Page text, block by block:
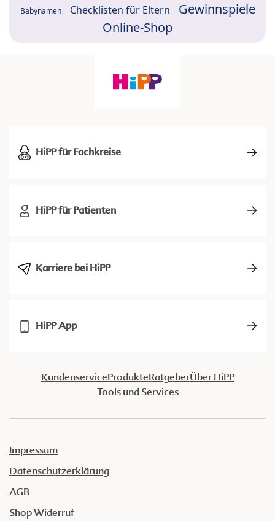
Babynamen Checklisten für Eltern
Gewinnspiele
Online-Shop
HiPP für Fachkreise
HiPP für Patienten
Karriere bei HiPP
HiPP App
KundenserviceProdukteRatgeberÜber HiPP
Tools und Services
Impressum
Datenschutzerklärung
AGB
Shop Widerruf